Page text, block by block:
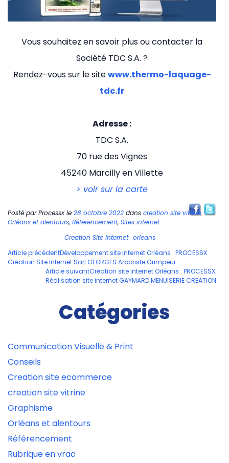
Vous souhaitez en savoir plus ou contacter la
Société TDC S.A. ?
Rendez-vous sur le sitewww.thermo-laquage-
tdc.fr
Adresse :
TDC S.A.
70 rue des Vignes
45240 Marcilly en Villette
> voir sur la carte
Posté parProcessx le 28 octobre 2022 dans creation site vitrine,
Orléans et alentours, Référencement, Sites internet
Creation Site Internet orleans
Navigation
Article précédentDéveloppement site Internet Orléans : PROCESSX
Création Site Internet Sarl GEORGES Arboriste Grimpeur
Article suivantCréation site internet Orléans : PROCESSX
Réalisation site internet GAYMARD MENUISERIE CREATION
Catégories
Communication Visuelle & Print
Conseils
Creation site ecommerce
creation site vitrine
Graphisme
Orléans et alentours
Référencement
Rubrique en vrac